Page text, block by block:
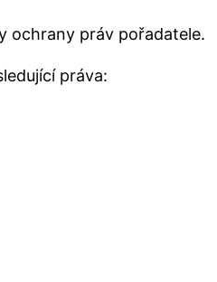
ochrany práv pořadatele.
práva: